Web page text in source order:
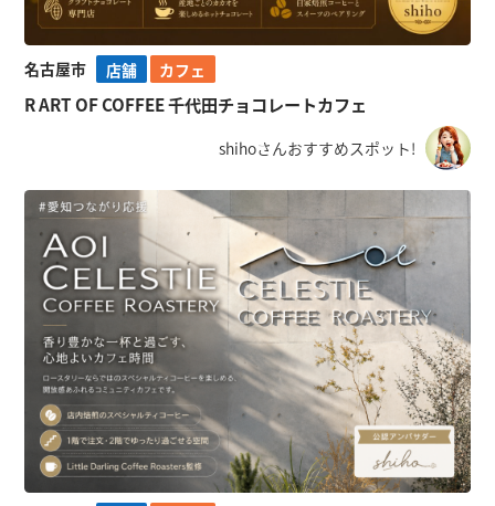
名古屋市 店舗 カフェ
R ART OF COFFEE 千代田チョコレートカフェ
shihoさんおすすめスポット!